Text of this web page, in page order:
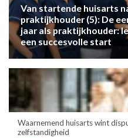
Van startende huisarts
praktijkhouder (5): De
jaar als praktijkhouder:
een succesvolle start
Waarnemend huisarts wint
zelfstandigheid